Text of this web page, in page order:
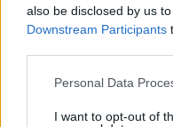
also be disclosed by us
Downstream Participants
Please note that this
not limited to your visit or
Personal Data
I want to opt-out of